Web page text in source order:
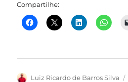
Compartilhe:
Autor
Luiz Ricardo de Barros Silva